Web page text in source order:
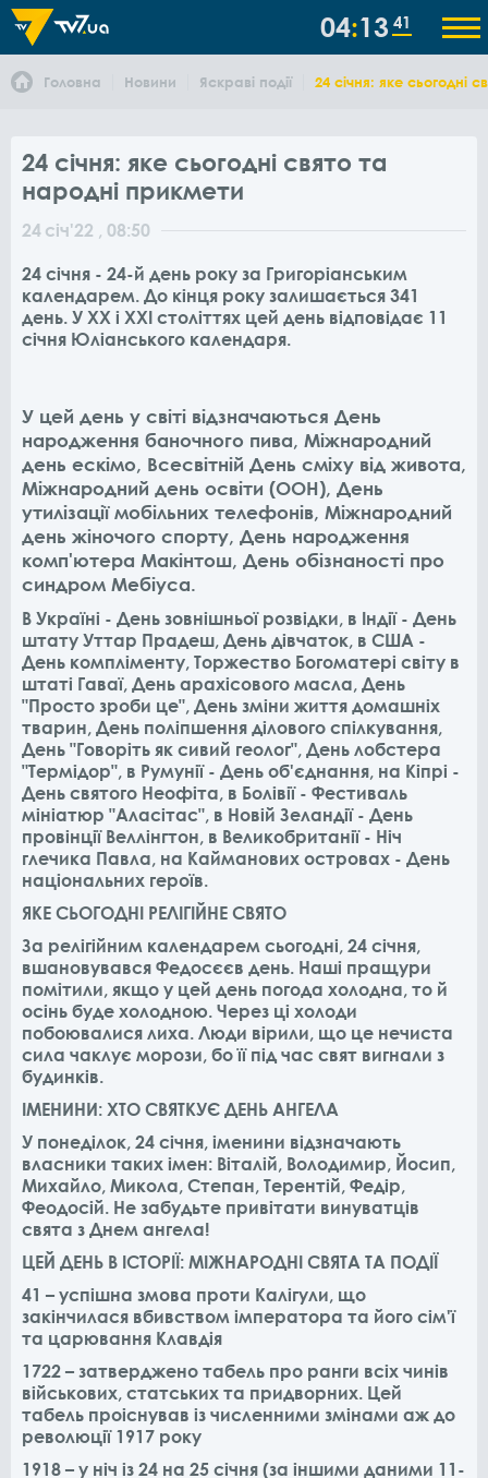
04 13 41
Головна Новини Яскраві події 24 січня: яке сьогодні
24 січня: яке сьогодні свято та
народні прикмети
24 січ'22 , 08:50
24 січня - 24-й день року за Григоріанським
календарем. До кінця року залишається 341
день. У XX і XXI століттях цей день відповідає 11
січня Юліанського календаря.
У цей день у світі відзначаються День
народження баночного пива, Міжнародний
день ескімо, Всесвітній День сміху від живота,
Міжнародний день освіти (ООН), День
утилізації мобільних телефонів, Міжнародний
день жіночого спорту, День народження
комп'ютера Макінтош, День обізнаності про
синдром Мебіуса.
В Україні - День зовнішньої розвідки, в Індії - День
штату Уттар Прадеш, День дівчаток, в США -
День компліменту, Торжество Богоматері світу в
штаті Гаваї, День арахісового масла, День
"Просто зроби це", День зміни життя домашніх
тварин, День поліпшення ділового спілкування,
День "Говоріть як сивий геолог", День лобстера
"Термідор", в Румунії - День об'єднання, на Кіпрі -
День святого Неофіта, в Болівії - Фестиваль
мініатюр "Аласітас", в Новій Зеландії - День
провінції Веллінгтон, в Великобританії - Ніч
глечика Павла, на Кайманових островах - День
національних героїв.
ЯКЕ СЬОГОДНІ РЕЛІГІЙНЕ СВЯТО
За релігійним календарем сьогодні, 24 січня,
вшановувався Федосєєв день. Наші пращури
помітили, якщо у цей день погода холодна, то й
осінь буде холодною. Через ці холоди
побоювалися лиха. Люди вірили, що це нечиста
сила чаклує морози, бо її під час свят вигнали з
будинків.
ІМЕНИНИ: ХТО СВЯТКУЄ ДЕНЬ АНГЕЛА
У понеділок, 24 січня, іменини відзначають
власники таких імен: Віталій, Володимир, Йосип,
Михайло, Микола, Степан, Терентій, Федір,
Феодосій. Не забудьте привітати винуватців
свята з Днем ангела!
ЦЕЙ ДЕНЬ В ІСТОРІЇ: МІЖНАРОДНІ СВЯТА ТА ПОДІЇ
41 – успішна змова проти Калігули, що
закінчилася вбивством імператора та його сім'ї
та царювання Клавдія
1722 – затверджено табель про ранги всіх чинів
військових, статських та придворних. Цей
табель проіснував із численними змінами аж до
революції 1917 року
1918 – у ніч із 24 на 25 січня (за іншими даними 11-